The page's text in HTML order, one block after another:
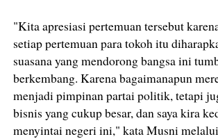
"Kita apresiasi pertemuan tersebut
setiap pertemuan para tokoh itu
suasana yang mendorong bangsa ini
berkembang. Karena bagaimanapun
menjadi pimpinan partai politik, tetapi
bisnis yang cukup besar, dan saya kira
menyintai negeri ini," kata Musni